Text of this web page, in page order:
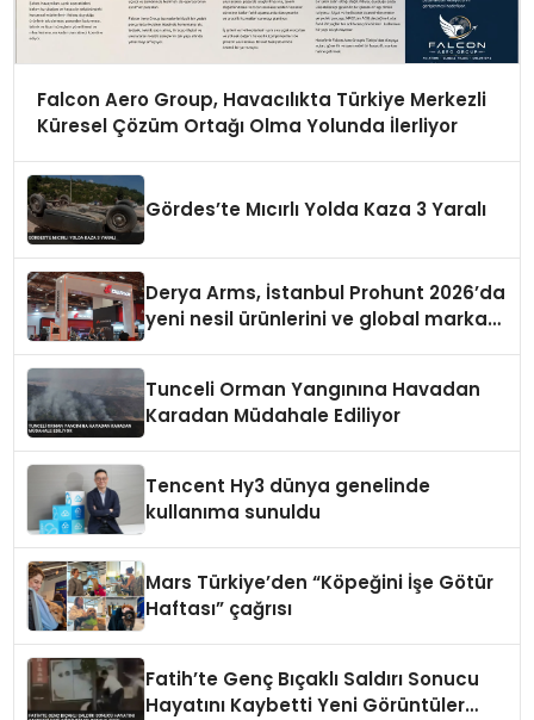
Falcon Aero Group, Havacılıkta Türkiye Merkezli
Küresel Çözüm Ortağı Olma Yolunda İlerliyor
Gördes’te Mıcırlı Yolda Kaza 3 Yaralı
Derya Arms, İstanbul Prohunt 2026’da
yeni nesil ürünlerini ve global marka
Tunceli Orman Yangınına Havadan
Karadan Müdahale Ediliyor
Tencent Hy3 dünya genelinde
kullanıma sunuldu
Mars Türkiye’den “Köpeğini İşe Götür
Haftası” çağrısı
Fatih’te Genç Bıçaklı Saldırı Sonucu
Hayatını Kaybetti Yeni Görüntüler